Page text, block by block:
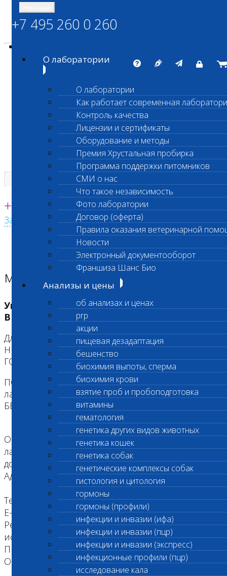
ШАНС БИО
Независимая ветеринарная лаборатория
Единая круглосуточная справочная
+7 495 260 0 260
Заказать звонок с сайта
+7 495 260 0 260
О лаборатории
О лаборатории
Как работает современная
Контроль качества
Лицензии и сертификаты
Оборудование и методы
Премия Хрустальная пробирка
Программа поддержки питомников
СМИ о нас
Что такое независимость
Фото лаборатории
Договор (оферта)
Правила оказания ветеринарной
Новости
Электронный документооборот
Франшиза Шанс Био
Анализы и цены
об анализах и ценах
prp
акции
пищевая дезадаптация
бешенство
биохимия выпоты, сперма
биохимия крови
взятие проб и пробоподготовка
витамины
гематология
генетика других видов животных
генетика кошек
генетика собак
генетические комплексы собак
гистология и цитология
гормоны
гормоны (профили)
инфекции и инвазии (ифа)
инфекции и инвазии (пцр)
инфекции и инвазии (экспресс)
инфекционные профили (пцр)
исследование кала
Главная страница
Адреса лабораторий
Адреса лабораторий
м. "Нагорная"
Уважаемые посетители! Обратите
ВНИМАНИЕ!
Для Въезда на территорию БЕСПЛАТНО,
НЕОБХОДИМО ПОЛУЧИТЬ НА РЕСЕПШЕНЕ
ГОСТеВУЮ КАРТУ.
ПО ней ВЫ МОЖЕТЕ находиться на территории
лаборатории неограниченное время
БЕСПЛАТНО!
Область деятельности: Центральная
лаборатория / Экспресс исследования / Банк
донорской крови / Санитарный перерыв
Адрес: Электролитный проезд, дом 3 стр. 12
Телефон: +7 (495) 260-0-260
E-mail: vetlab@vetlab.ru
Режим работы: Прием анализов и экспресс-
исследования Круглосуточно, САНИТАРНЫЙ
ПЕРЕРЫВ с 9:00 до 10:00
Оплата VISA/MASTERCARD: Да